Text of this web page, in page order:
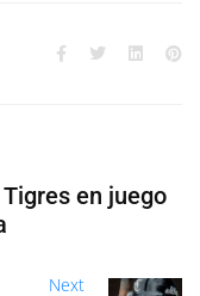
en juego
Next